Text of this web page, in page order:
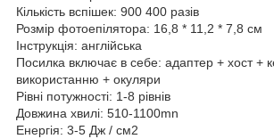
Кількість вспішек: 900 400 разів
Розмір фотоепілятора: 16,8 * 11,2 * 7,8 см
Інструкція: англійська
Посилка включає в себе: адаптер + хост +
використанню + окуляри
Рівні потужності: 1-8 рівнів
Довжина хвилі: 510-1100mn
Енергія: 3-5 Дж / см2